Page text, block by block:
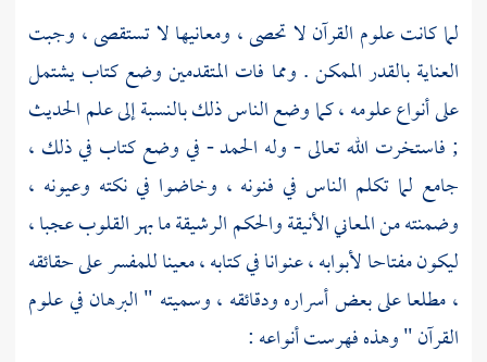
لما كانت علوم القرآن لا تحصى ، ومعانيها لا تستقصى ، وجبت
العناية بالقدر الممكن . ومما فات المتقدمين وضع كتاب يشتمل
على أنواع علومه ، كما وضع الناس ذلك بالنسبة إلى علم الحديث
; فاستخرت الله تعالى - وله الحمد - في وضع كتاب في ذلك ،
جامع لما تكلم الناس في فنونه ، وخاضوا في نكته وعيونه ،
وضمنته من المعاني الأنيقة والحكم الرشيقة ما بهر القلوب عجبا ،
ليكون مفتاحا لأبوابه ، عنوانا في كتابه ، معينا للمفسر على حقائقه
، مطلعا على بعض أسراره ودقائقه ، وسميته " البرهان في علوم
القرآن " وهذه فهرست أنواعه :